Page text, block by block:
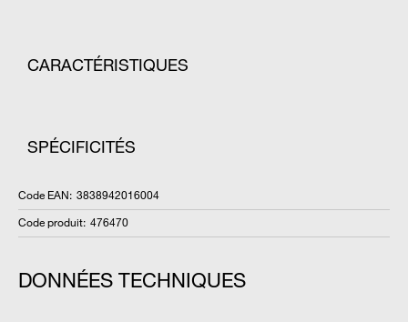
CARACTÉRISTIQUES
SPÉCIFICITÉS
Code EAN: 3838942016004
Code produit: 476470
DONNÉES TECHNIQUES